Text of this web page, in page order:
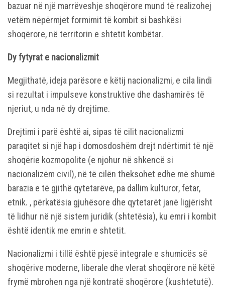
bazuar në një marrëveshje shoqërore mund të realizohej
vetëm nëpërmjet formimit të kombit si bashkësi
shoqërore, në territorin e shtetit kombëtar.
Dy fytyrat e nacionalizmit
Megjithatë, ideja parësore e këtij nacionalizmi, e cila lindi
si rezultat i impulseve konstruktive dhe dashamirës të
njeriut, u nda në dy drejtime.
Drejtimi i parë është ai, sipas të cilit nacionalizmi
paraqitet si një hap i domosdoshëm drejt ndërtimit të një
shoqërie kozmopolite (e njohur në shkencë si
nacionalizëm civil), në të cilën theksohet edhe më shumë
barazia e të gjithë qytetarëve, pa dallim kulturor, fetar,
etnik. , përkatësia gjuhësore dhe qytetarët janë ligjërisht
të lidhur në një sistem juridik (shtetësia), ku emri i kombit
është identik me emrin e shtetit.
Nacionalizmi i tillë është pjesë integrale e shumicës së
shoqërive moderne, liberale dhe vlerat shoqërore në këtë
frymë mbrohen nga një kontratë shoqërore (kushtetutë).